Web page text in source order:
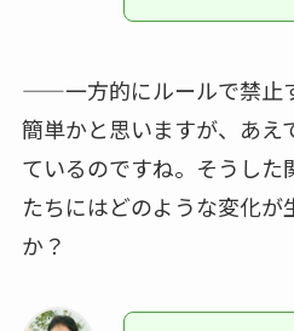
——一方的にルールで禁止
簡単かと思いますが、あえ
ているのですね。そうした
たちにはどのような変化が
か？